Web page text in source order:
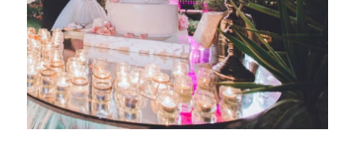
Alcuni esempi di centro
tavola matrimonio.
Confettata